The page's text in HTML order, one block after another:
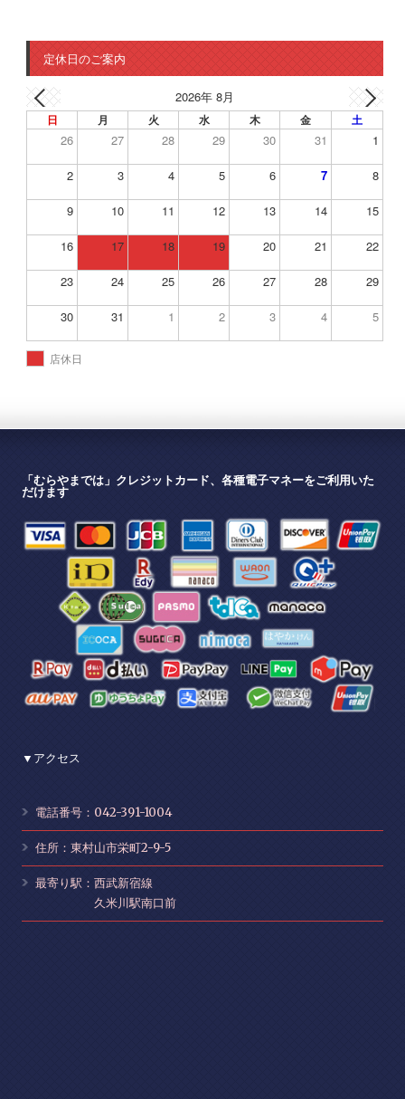
定休日のご案内
2026年 8月
日 月 火 水 木 金 土
26 27 28 29 30 31 1
2 3 4 5 6 7 8
9 10 11 12 13 14 15
16 17 18 19 20 21 22
23 24 25 26 27 28 29
30 31 1 2 3 4 5
店休日
「むらやまでは」クレジットカード、各種電子マネーをご利用いた
だけます
▼アクセス
電話番号：042-391-1004
住所：東村山市栄町2-9-5
最寄り駅：西武新宿線
久米川駅南口前